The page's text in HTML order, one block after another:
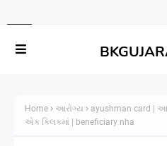
Home આરોગ્ય
ayushman card |
એક ક્લિકમાં | beneficiary nha